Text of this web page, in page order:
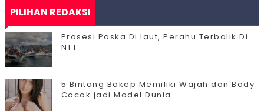
PILIHAN REDAKSI
Prosesi Paska Di laut, Perahu Terbalik Di
NTT
5 Bintang Bokep Memiliki Wajah dan Body
Cocok jadi Model Dunia